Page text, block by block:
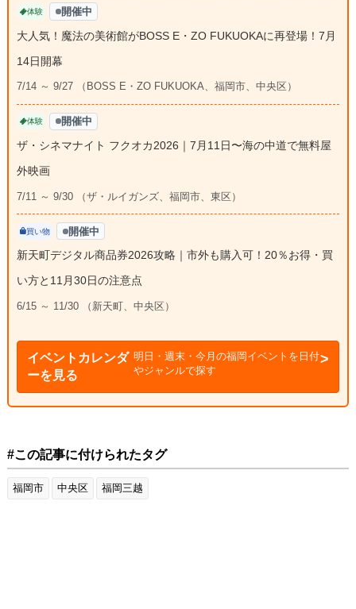
体験 開催中
大人気！魔法の美術館がBOSS E・ZO FUKUOKAに再登場！7月
14日開幕
7/14 ～ 9/27 （BOSS E・ZO FUKUOKA、福岡市、中央区）
体験 開催中
ザ・シネマナイト フクオカ2026｜7月11日〜海の中道で無料屋
外映画
7/11 ～ 9/30 （ザ・ルイガンズ、福岡市、東区）
買い物 開催中
新天町デジタル商品券2026攻略｜市外も購入可！20％お得・買
い方と11月30日の注意点
6/15 ～ 11/30 （新天町、中央区）
イベントカレンダ
ーを見る
明日・週末・今月の福岡イベントを日付
やジャンルで探す
#この記事に付けられたタグ
福岡市 中央区 福岡三越